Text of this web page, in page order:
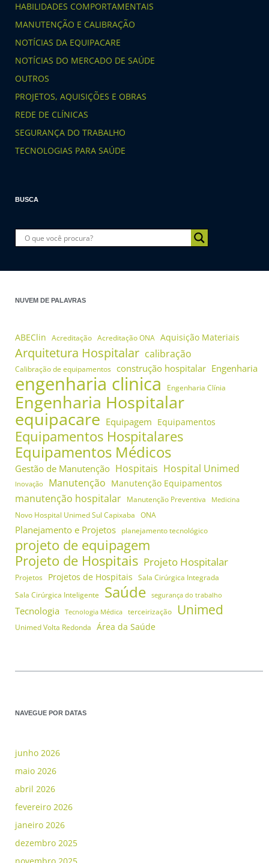
HABILIDADES COMPORTAMENTAIS
MANUTENÇÃO E CALIBRAÇÃO
NOTÍCIAS DA EQUIPACARE
NOTÍCIAS DO MERCADO DE SAÚDE
OUTROS
PROJETOS, AQUISIÇÕES E OBRAS
REDE DE CLÍNICAS
SEGURANÇA DO TRABALHO
TECNOLOGIAS PARA SAÚDE
BUSCA
NUVEM DE PALAVRAS
ABEClin Acreditação Acreditação ONA Aquisição Materiais
Arquitetura Hospitalar calibração
Calibração de equipamentos construção hospitalar Engenharia
engenharia clinica Engenharia Clínia
Engenharia Hospitalar
equipacare Equipagem Equipamentos
Equipamentos Hospitalares
Equipamentos Médicos
Gestão de Manutenção Hospitais Hospital Unimed
Inovação Manutenção Manutenção Equipamentos
manutenção hospitalar Manutenção Preventiva Medicina
Novo Hospital Unimed Sul Capixaba ONA
Planejamento e Projetos planejamento tecnológico
projeto de equipagem
Projeto de Hospitais Projeto Hospitalar
Projetos Projetos de Hospitais Sala Cirúrgica Integrada
Sala Cirúrgica Inteligente
Saúde segurança do trabalho
Tecnologia Tecnologia Médica terceirização Unimed
Unimed Volta Redonda Área da Saúde
NAVEGUE POR DATAS
junho 2026
maio 2026
abril 2026
fevereiro 2026
janeiro 2026
dezembro 2025